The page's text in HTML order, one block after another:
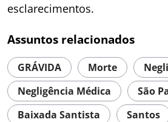
esclarecimentos.
Assuntos relacionados
GRÁVIDA Morte
Negligência Médica
São
Baixada Santista
Santos